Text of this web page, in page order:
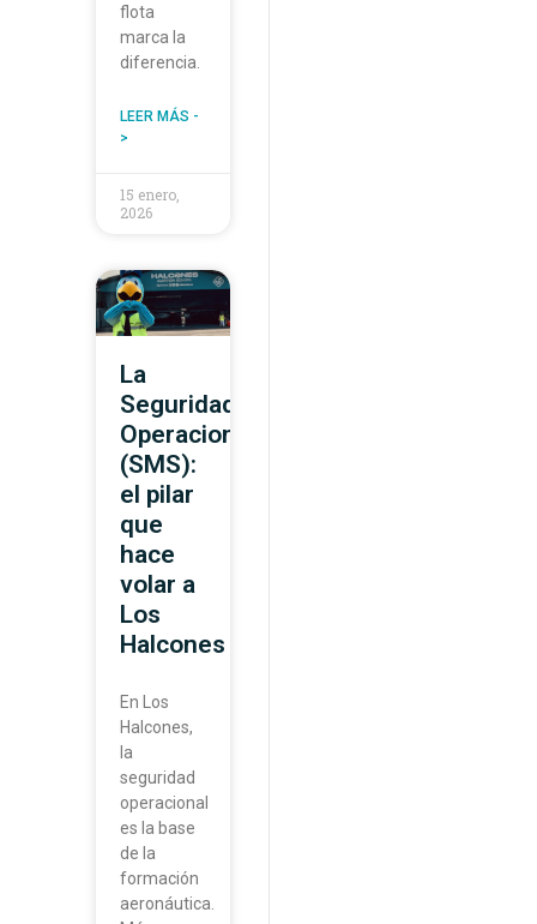
flota
marca la
diferencia.
LEER MÁS -
>
15 enero,
2026
La
Seguridad
Operacional
(SMS):
el pilar
que
hace
volar a
Los
Halcones
En Los
Halcones,
la
seguridad
operacional
es la base
de la
formación
aeronáutica.